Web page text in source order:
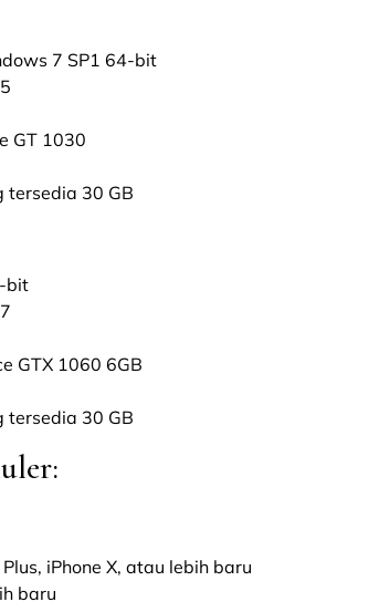
7 SP1 64-bit
GT 1030
tersedia 30 GB
bit
GTX 1060 6GB
tersedia 30 GB
iPhone X, atau lebih baru
baru